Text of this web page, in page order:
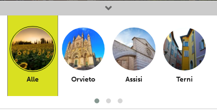
Bevorzugte Aktivitäten
Alle Orvieto Assisi Terni